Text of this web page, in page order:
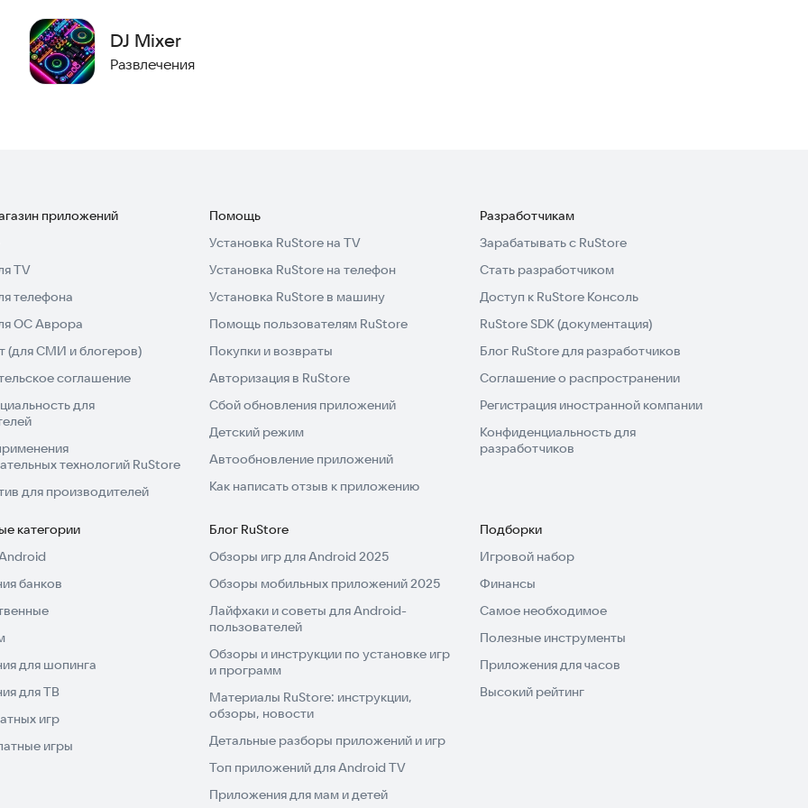
просмотр: альбомы конкретного исполнителя
Djing Song Mixer & Controller b
от необходимого
проигрывателя.
сенсорного диска.
приложения DJ mixer Player.
рекордера
вы получали максимум удовольствия от
свою музыку профессионально.
DJ Mixer
Развлечения
приложений
TV
телефона
ОС Аврора
(для СМИ и блогеров)
соглашение
для
технологий RuStore
для производителей
Помощь
Установка RuStore на TV
Установка RuStore на телефон
Установка RuStore в машину
Помощь пользователям RuStore
Покупки и возвраты
Авторизация в RuStore
Сбой обновления приложений
Детский режим
Автообновление приложений
Как написать отзыв к приложению
Разработчикам
Зарабатывать с RuStore
Стать разработчиком
Доступ к RuStore Консоль
RuStore SDK (документация)
Блог RuStore для разработчиков
Соглашение о распространении
Регистрация иностранной компании
Конфиденциальность для
разработчиков
категории
банков
для шопинга
для ТВ
игр
игры
Блог RuStore
Обзоры игр для Android 2025
Обзоры мобильных приложений 2025
Лайфхаки и советы для Android-
пользователей
Обзоры и инструкции по установке игр
и программ
Материалы RuStore: инструкции,
обзоры, новости
Детальные разборы приложений и игр
Топ приложений для Android TV
Приложения для мам и детей
Подборки
Игровой набор
Финансы
Самое необходимое
Полезные инструменты
Приложения для часов
Высокий рейтинг